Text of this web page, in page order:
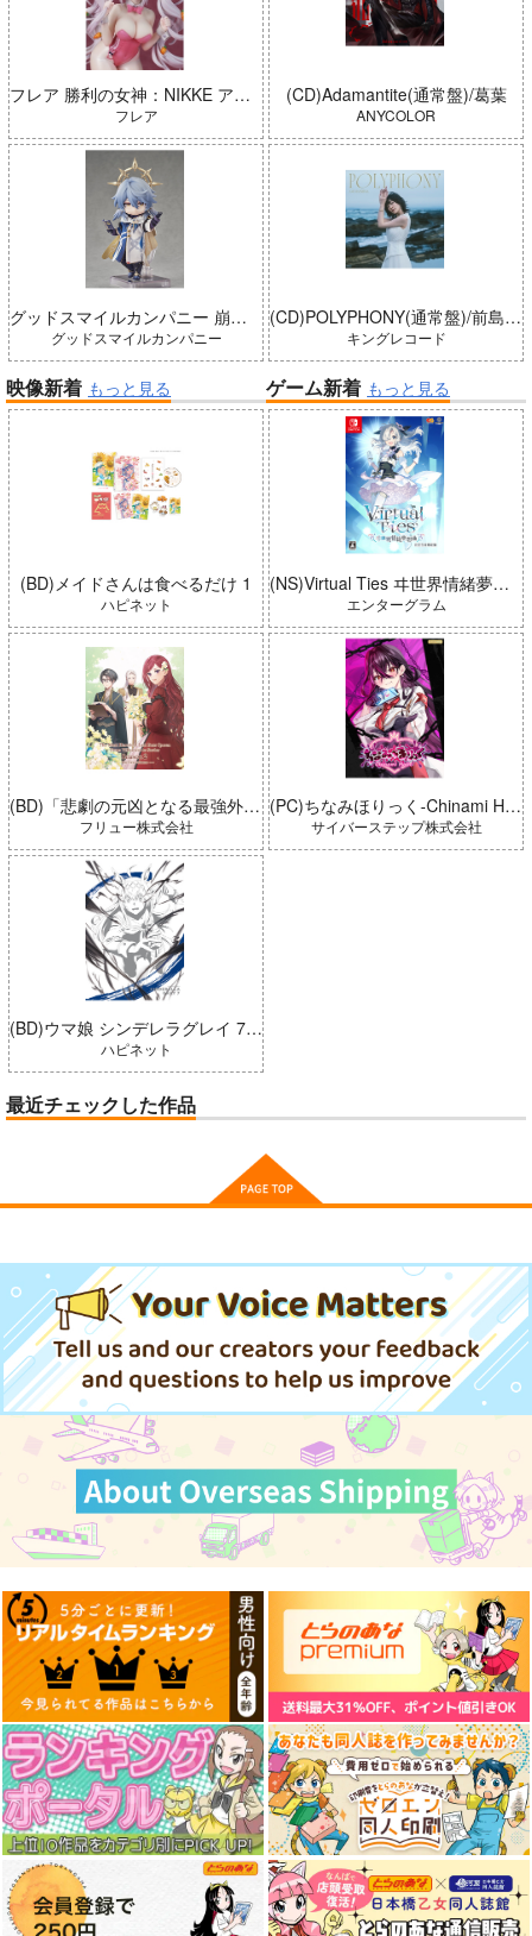
フレア 勝利の女神：NIKKE アリス：ワンダーランドバニー 完成品
フレア
グッドスマイルカンパニー 崩壊：スターレイル ねんどろいどどーる サンデー 完成品
グッドスマイルカンパニー
(CD)Adamantite(通常盤)/葛葉
ANYCOLOR
(CD)POLYPHONY(通常盤)/前島亜美
キングレコード
映像新着 もっと見る
(BD)メイドさんは食べるだけ 1
ハピネット
(BD)「悲劇の元凶となる最強外道ラスボス女王は民の為に尽くします。 Season2」BD-BOX 上巻
フリュー株式会社
(BD)ウマ娘 シンデレラグレイ 7 豪華版 (とらのあな限定版)
ハピネット
ゲーム新着 もっと見る
(NS)Virtual Ties ヰ世界情緒夢想曲 完全生産限定版
エンターグラム
(PC)ちなみほりっく-Chinami Holic 特典付き 限定ボックス
サイバーステップ株式会社
最近チェックした作品